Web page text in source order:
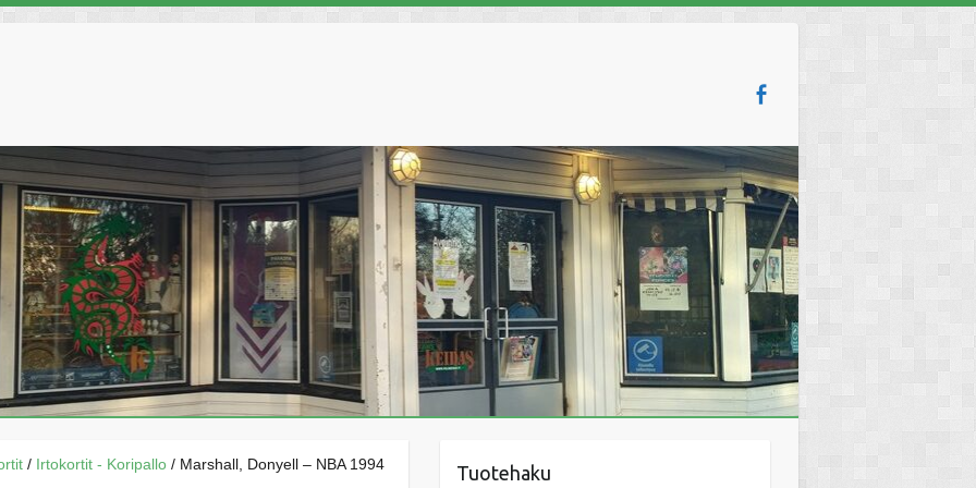
/ Irtokortit - Koripallo/ Marshall, Donyell – NBA 1994 Tuotehaku